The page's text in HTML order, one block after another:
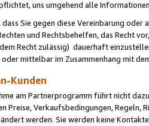
uns umgehend alle
dass Sie gegen diese Vereinbarung
und Rechtsbehelfen, das Recht
Recht zulässig) dauerhaft
mittelbar im Zusammenhang mit
Kunden
am Partnerprogramm führt nicht
Preise, Verkaufsbedingungen, Regeln,
werden. Sie werden keine